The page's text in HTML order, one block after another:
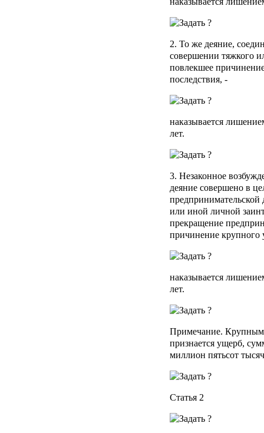
2. То же деяние,
совершении тяжкого
повлекшее
последствия, -
наказывается
лет.
3. Незаконное
деяние совершено в
предпринимательской
или иной личной
прекращение
причинение крупного
наказывается
лет.
Примечание. Крупным
признается ущерб,
миллион пятьсот
Статья 2